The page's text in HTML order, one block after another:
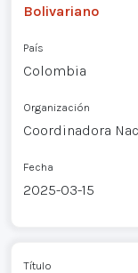
Bolivariano
País
Colombia
Organización
Coordinadora
Fecha
2025-03-15
Título